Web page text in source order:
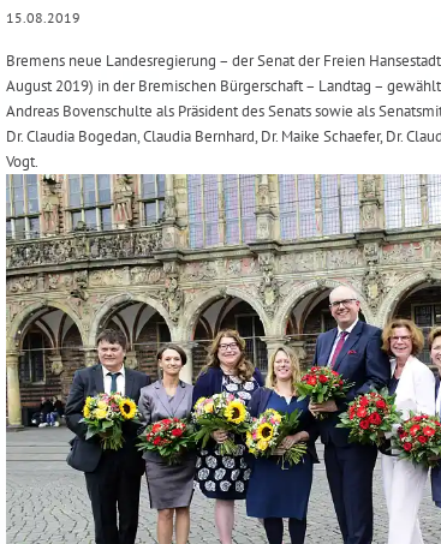
15.08.2019
Bremens neue Landesregierung – der Senat der Freien
August 2019) in der Bremischen Bürgerschaft – Landtag –
Andreas Bovenschulte als Präsident des Senats sowie als
Dr. Claudia Bogedan, Claudia Bernhard, Dr. Maike Schaefer, Dr.
Vogt.